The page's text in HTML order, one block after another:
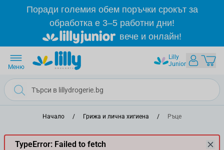
Прескачане към съдържанието
Поради големия обем поръчки срокът за
обработка е 3–5 работни дни!
вече и онлайн!
Lilly
Junior
Меню
Начало / Грижа и лична хигиена / Ръце
TypeError: Failed to fetch